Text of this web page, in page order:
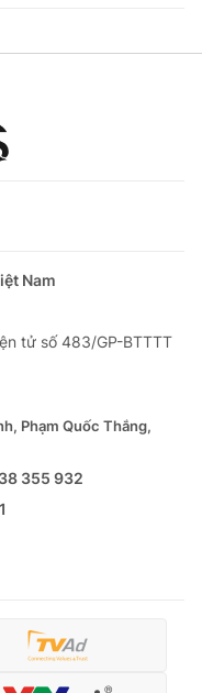
Nam
tử số 483/GP-BTTTT
Phạm Quốc Thắng,
355 932